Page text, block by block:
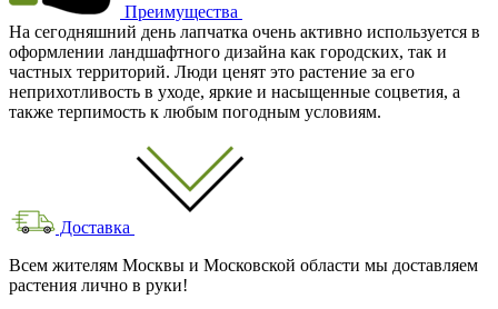
Преимущества
На сегодняшний день лапчатка очень активно используется в
оформлении ландшафтного дизайна как городских, так и
частных территорий. Люди ценят это растение за его
неприхотливость в уходе, яркие и насыщенные соцветия, а
также терпимость к любым погодным условиям.
Доставка
Всем жителям Москвы и Московской области мы доставляем
растения лично в руки!